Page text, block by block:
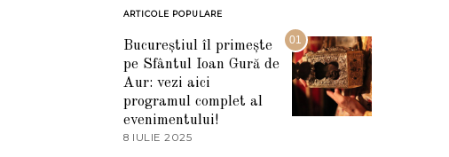
ARTICOLE POPULARE
01
Bucureștiul îl primește
pe Sfântul Ioan Gură de
Aur: vezi aici
programul complet al
evenimentului!
8 IULIE 2025